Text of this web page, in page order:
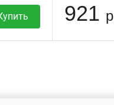
921